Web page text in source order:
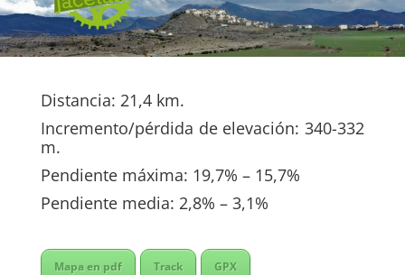
Distancia: 21,4 km.
Incremento/pérdida de elevación: 340-332
m.
Pendiente máxima: 19,7% – 15,7%
Pendiente media: 2,8% – 3,1%
Mapa en pdf Track GPX